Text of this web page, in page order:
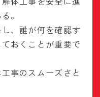
。
、誰が何を確認す
おくことが重要で
事のスムーズさと